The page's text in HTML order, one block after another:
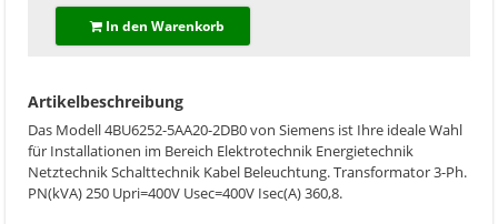
In den Warenkorb
Artikelbeschreibung
Das Modell 4BU6252-5AA20-2DB0 von Siemens ist Ihre ideale Wahl
für Installationen im Bereich Elektrotechnik Energietechnik
Netztechnik Schalttechnik Kabel Beleuchtung. Transformator 3-Ph.
PN(kVA) 250 Upri=400V Usec=400V Isec(A) 360,8.